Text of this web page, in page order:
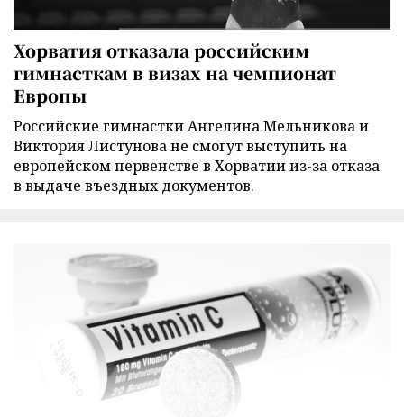
Хорватия отказала российским
гимнасткам в визах на чемпионат
Европы
Российские гимнастки Ангелина Мельникова и
Виктория Листунова не смогут выступить на
европейском первенстве в Хорватии из-за отказа
в выдаче въездных документов.